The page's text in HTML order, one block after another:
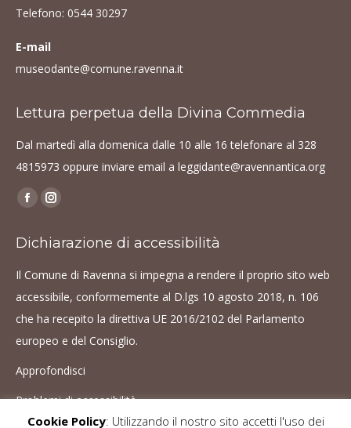
Telefono: 0544 30297
E-mail
museodante@comune.ravenna.it
Lettura perpetua della Divina Commedia
Dal martedì alla domenica dalle 10 alle 16 telefonare al 328
4815973 oppure inviare email a leggidante@ravennantica.org
Find us on:
Facebook
opens
Instagram
opens
Dichiarazione di accessibilità
Il Comune di Ravenna si impegna a rendere il proprio sito web
accessibile, conformemente al D.lgs 10 agosto 2018, n. 106
che ha recepito la direttiva UE 2016/2102 del Parlamento
europeo e del Consiglio.
Approfondisci
Problemi di accessibilità
Cookie Policy: Utilizzando il nostro sito accetti l'uso dei